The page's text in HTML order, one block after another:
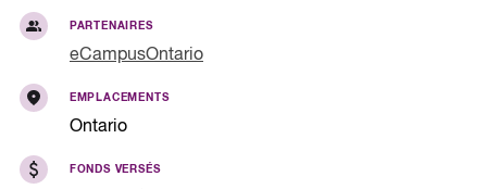
PARTENAIRES
eCampusOntario
EMPLACEMENTS
Ontario
FONDS VERSÉS